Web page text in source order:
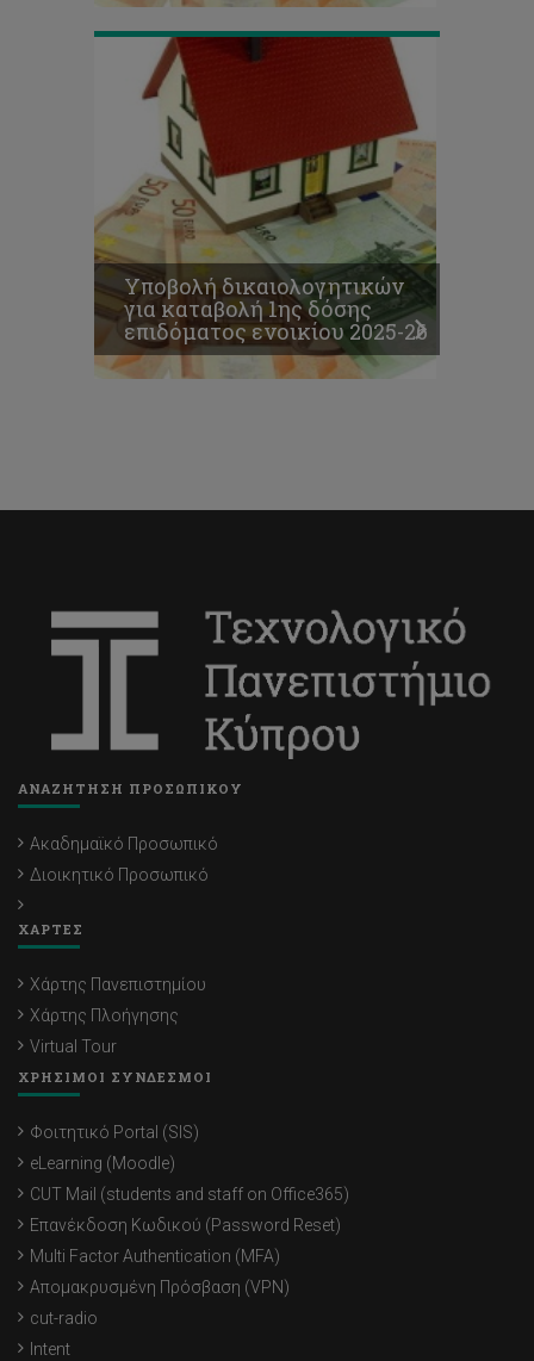
Υποβολή δικαιολογητικών
για καταβολή 1ης δόσης
επιδόματος ενοικίου 2025-26
ΑΝΑΖΗΤΗΣΗ ΠΡΟΣΩΠΙΚΟΥ
Ακαδημαϊκό Προσωπικό
Διοικητικό Προσωπικό
ΧΑΡΤΕΣ
Χάρτης Πανεπιστημίου
Χάρτης Πλοήγησης
Virtual Tour
ΧΡΗΣΙΜΟΙ ΣΥΝΔΕΣΜΟΙ
Φοιτητικό Portal (SIS)
eLearning (Moodle)
CUT Mail (students and staff on Office365)
Επανέκδοση Κωδικού (Password Reset)
Multi Factor Authentication (MFA)
Απομακρυσμένη Πρόσβαση (VPN)
cut-radio
Intent